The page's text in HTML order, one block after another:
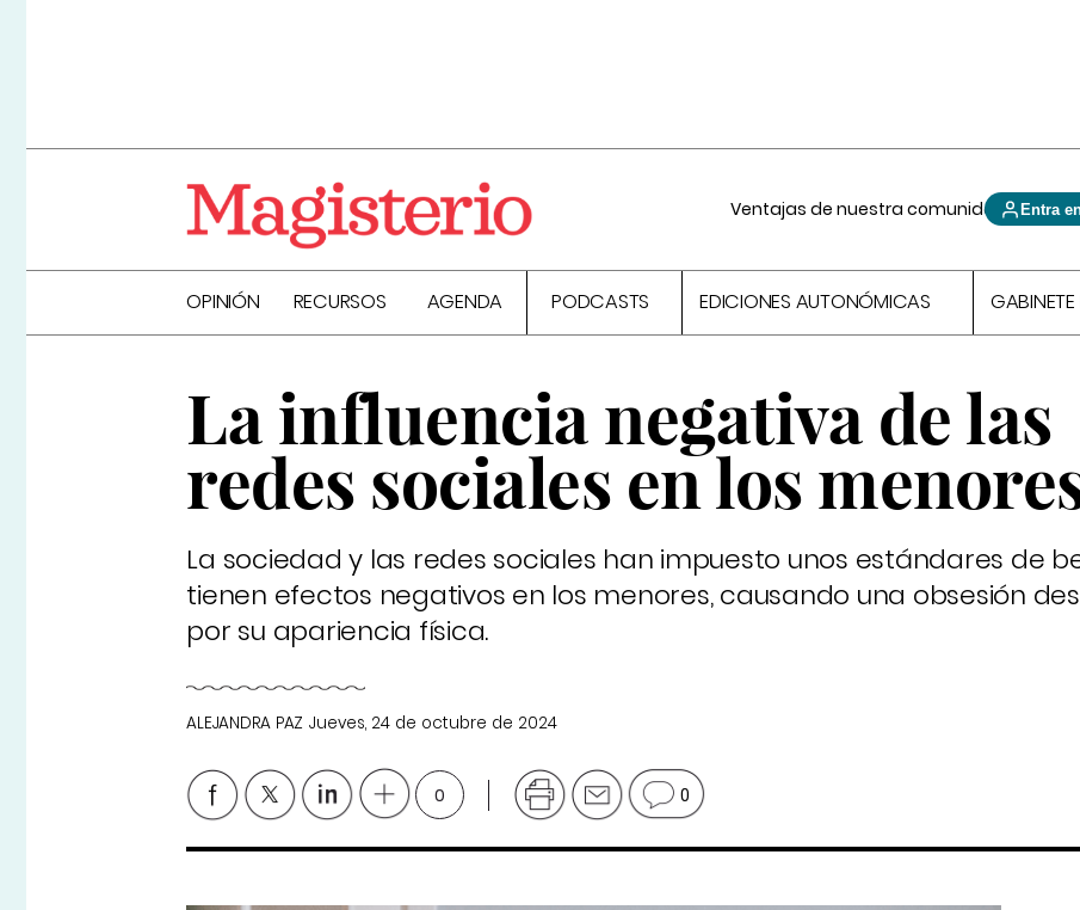
Ventajas de nuestra comunidad Entra
OPINIÓN RECURSOS AGENDA PODCASTS EDICIONES AUTONÓMICAS GABINETE
La influencia negativa de las
redes sociales en los
La sociedad y las redes sociales han impuesto unos estándares de
tienen efectos negativos en los menores, causando una obsesión
por su apariencia física.
ALEJANDRA PAZ Jueves, 24 de octubre de 2024
0 0